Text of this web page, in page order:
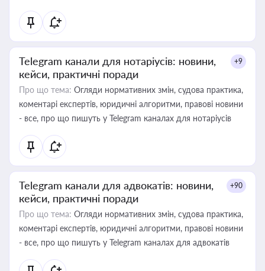
Telegram канали для нотаріусів: новини,
кейси, практичні поради
+9
Про що тема: Огляди нормативних змін, судова практика,
коментарі експертів, юридичні алгоритми, правові новини
- все, про що пишуть у Telegram каналах для нотаріусів
Telegram канали для адвокатів: новини,
кейси, практичні поради
+90
Про що тема: Огляди нормативних змін, судова практика,
коментарі експертів, юридичні алгоритми, правові новини
- все, про що пишуть у Telegram каналах для адвокатів